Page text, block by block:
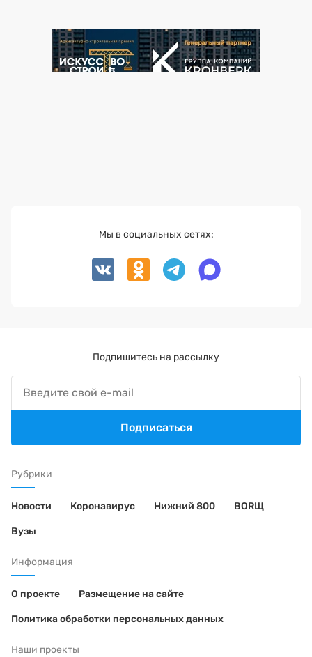
Рубрики
Новости Коронавирус Нижний 800 BORЩ
Вузы
Информация
О проекте Размещение на сайте
Политика обработки персональных данных
Наши проекты
Мы в социальных сетях:
Подпишитесь на рассылку
Подписаться